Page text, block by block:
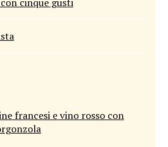
francesi e vino rosso con